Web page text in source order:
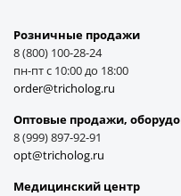
Розничные продажи
8 (800) 100-28-24
пн-пт с 10:00 до 18:00
order@tricholog.ru
Оптовые продажи,
8 (999) 897-92-91
opt@tricholog.ru
Медицинский центр